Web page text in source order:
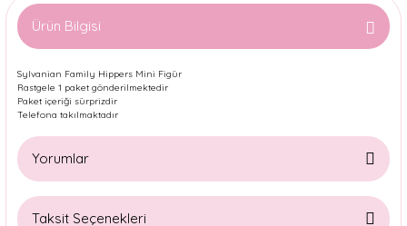
Ürün Bilgisi
Sylvanian Family Hippers Mini Figür
Rastgele 1 paket gönderilmektedir
Paket içeriği sürprizdir
Telefona takılmaktadır
Yorumlar
Taksit Seçenekleri